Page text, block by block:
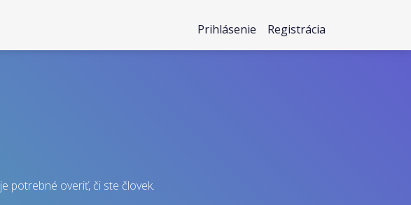
Prihlásenie Registrácia
je potrebné overiť, či ste človek.